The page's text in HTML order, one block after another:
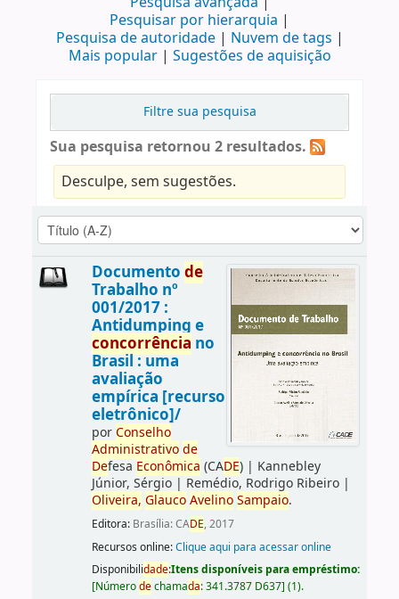
Pesquisar por hierarquia
Pesquisa de autoridade
Nuvem de tags
Mais popular
Sugestões de aquisição
Filtre sua pesquisa
Sua pesquisa retornou 2 resultados.
Desculpe, sem sugestões.
Documento de
Trabalho nº
001/2017 :
Antidumping e
concorrência no
Brasil : uma
avaliação
empírica [recurso
eletrônico]/
porConselho
Administrativo de
Defesa Econômica (CADE)| Kannebley
Júnior, Sérgio| Remédio, Rodrigo Ribeiro|
Oliveira, Glauco Avelino Sampaio.
Editora: Brasília: CADE, 2017
Recursos online:Clique aqui para acessar online
Disponibilidade:Itens disponíveis para empréstimo:
[Númerodechamada:341.3787 D637] (1).